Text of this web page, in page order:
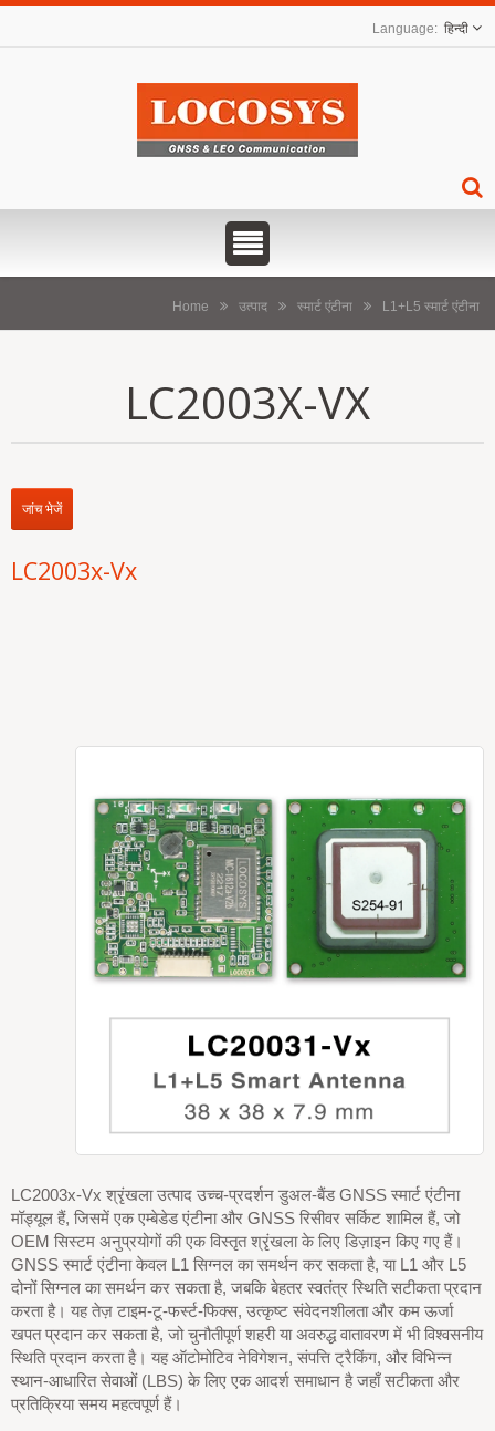
हिन्दी
Home उत्पाद स्मार्ट एंटीना L1+L5 स्मार्ट एंटीना
LC2003X-VX
जांच भेजें
LC2003x-Vx
LC2003x-Vx श्रृंखला उत्पाद उच्च-प्रदर्शन डुअल-बैंड GNSS स्मार्ट एंटीना
मॉड्यूल हैं, जिसमें एक एम्बेडेड एंटीना और GNSS रिसीवर सर्किट शामिल हैं, जो
OEM सिस्टम अनुप्रयोगों की एक विस्तृत श्रृंखला के लिए डिज़ाइन किए गए हैं।
GNSS स्मार्ट एंटीना केवल L1 सिग्नल का समर्थन कर सकता है, या L1 और L5
दोनों सिग्नल का समर्थन कर सकता है, जबकि बेहतर स्वतंत्र स्थिति सटीकता प्रदान
करता है। यह तेज़ टाइम-टू-फर्स्ट-फिक्स, उत्कृष्ट संवेदनशीलता और कम ऊर्जा
खपत प्रदान कर सकता है, जो चुनौतीपूर्ण शहरी या अवरुद्ध वातावरण में भी विश्वसनीय
स्थिति प्रदान करता है। यह ऑटोमोटिव नेविगेशन, संपत्ति ट्रैकिंग, और विभिन्न
स्थान-आधारित सेवाओं (LBS) के लिए एक आदर्श समाधान है जहाँ सटीकता और
प्रतिक्रिया समय महत्वपूर्ण हैं।